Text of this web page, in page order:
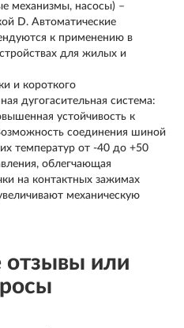
механизмы, насосы) –
D. Автоматические
к применению в
для жилых и
и короткого
дугогасительная система:
устойчивость к
соединения шиной
температур от -40 до +50
облегчающая
на контактных зажимах
механическую
отзывы или